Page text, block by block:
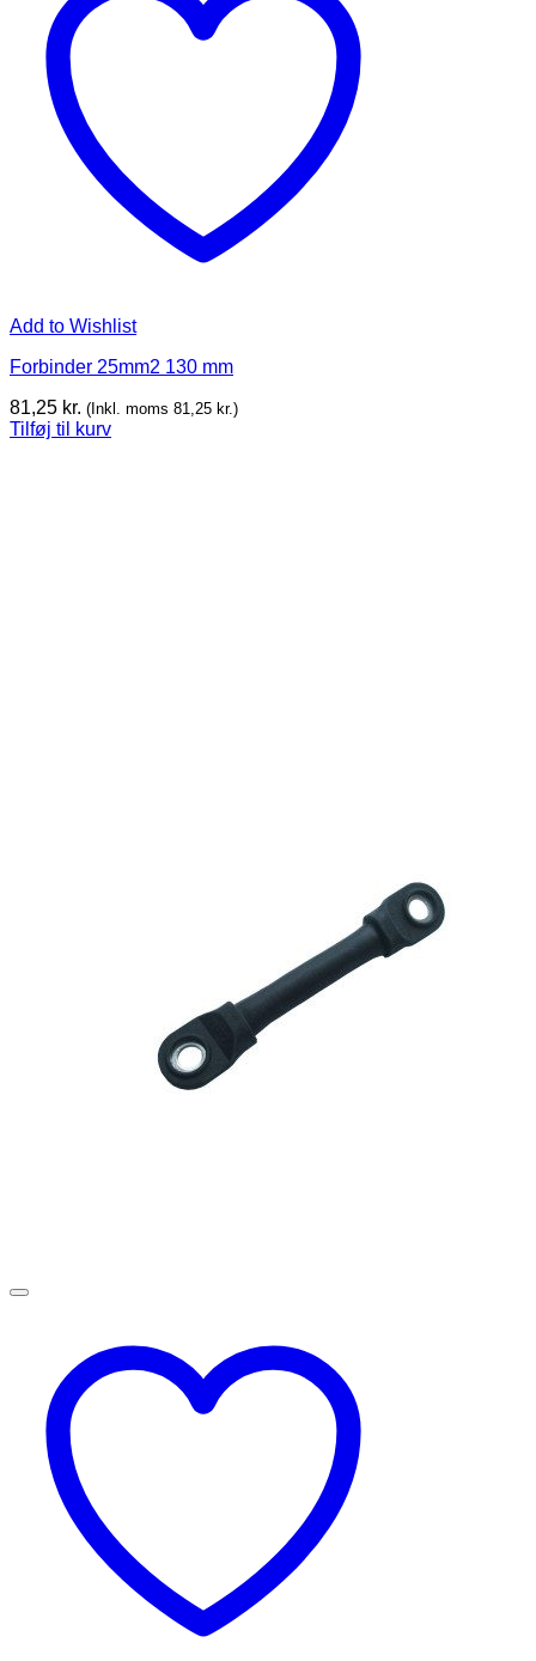
Add to Wishlist
Forbinder 25mm2 130 mm
81,25 kr. (Inkl. moms 81,25 kr.)
Tilføj til kurv